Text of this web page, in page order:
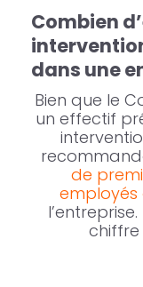
Combien
dans une
Bien que le
un effectif
de